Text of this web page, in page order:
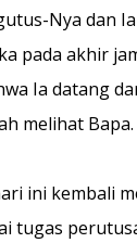
Nya dan
pada akhir
Ia datang
melihat Bapa.
ini kembali
tugas